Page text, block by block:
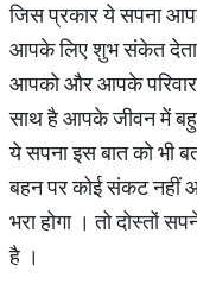
जिस प्रकार ये सपना
आपके लिए शुभ संकेत
आपको और आपके परिवार
साथ है आपके जीवन में
ये सपना इस बात को भी
बहन पर कोई संकट नहीं
भरा होगा । तो दोस्तों
है ।